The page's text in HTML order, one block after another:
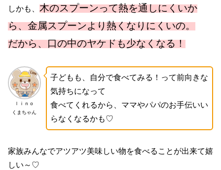
しかも、 木のスプーンって熱を通しにくいか
ら、金属スプーンより熱くなりにくいの。
だから、口の中のヤケドも少なくなる！
ｌｉｎｏ
くまちゃん
子どもも、自分で食べてみる！って前向きな
気持ちになって
食べてくれるから、ママやパパのお手伝いい
らなくなるかも♡
家族みんなでアツアツ美味しい物を食べることが出来て嬉
しい～♡